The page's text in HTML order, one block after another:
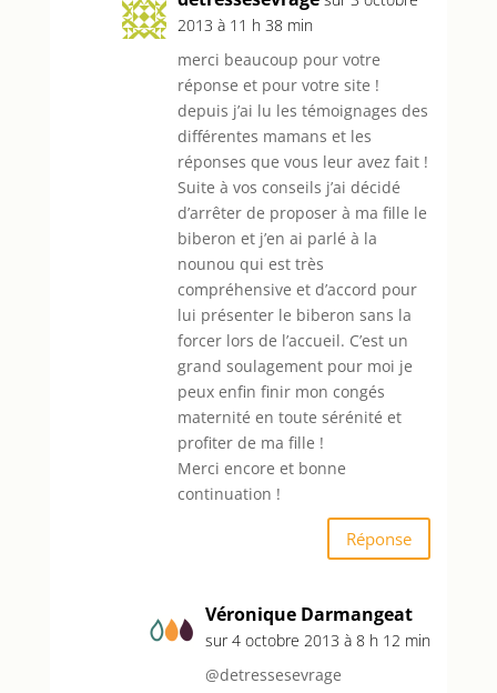
2013 à 11 h 38 min
merci beaucoup pour votre
réponse et pour votre site !
depuis j’ai lu les témoignages des
différentes mamans et les
réponses que vous leur avez fait !
Suite à vos conseils j’ai décidé
d’arrêter de proposer à ma fille le
biberon et j’en ai parlé à la
nounou qui est très
compréhensive et d’accord pour
lui présenter le biberon sans la
forcer lors de l’accueil. C’est un
grand soulagement pour moi je
peux enfin finir mon congés
maternité en toute sérénité et
profiter de ma fille !
Merci encore et bonne
continuation !
Réponse
Véronique Darmangeat
sur 4 octobre 2013 à 8 h 12 min
@detressesevrage